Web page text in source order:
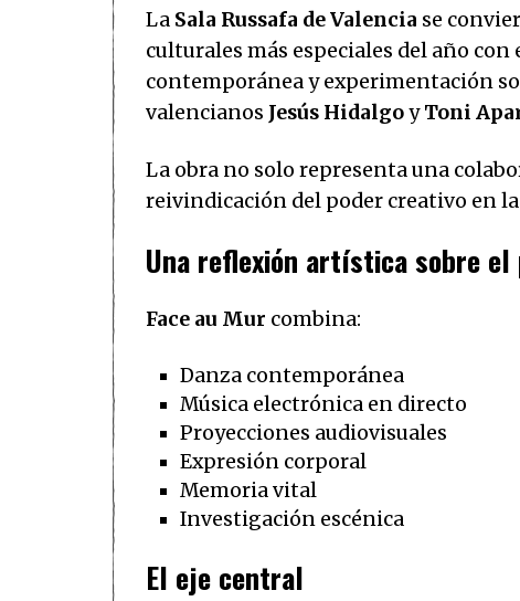
La Sala Russafa de Valencia se
culturales más especiales del año con
contemporánea y experimentación
valencianos Jesús HidalgoyToni
La obra no solo representa una
reivindicación del poder creativo en
Una reflexión artística sobre
Face au Mur combina:
Danza contemporánea
Música electrónica en directo
Proyecciones audiovisuales
Expresión corporal
Memoria vital
Investigación escénica
El eje central